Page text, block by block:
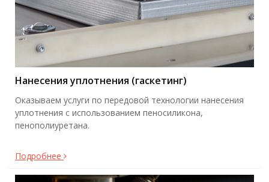
Нанесения уплотнения (гаскетинг)
Оказываем услуги по передовой технологии нанесения
уплотнения с использованием пеносиликона,
пенополиуретана.
Подробнее